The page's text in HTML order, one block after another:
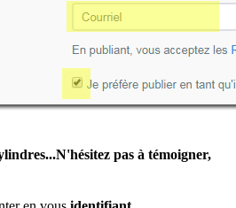
pas à témoigner,